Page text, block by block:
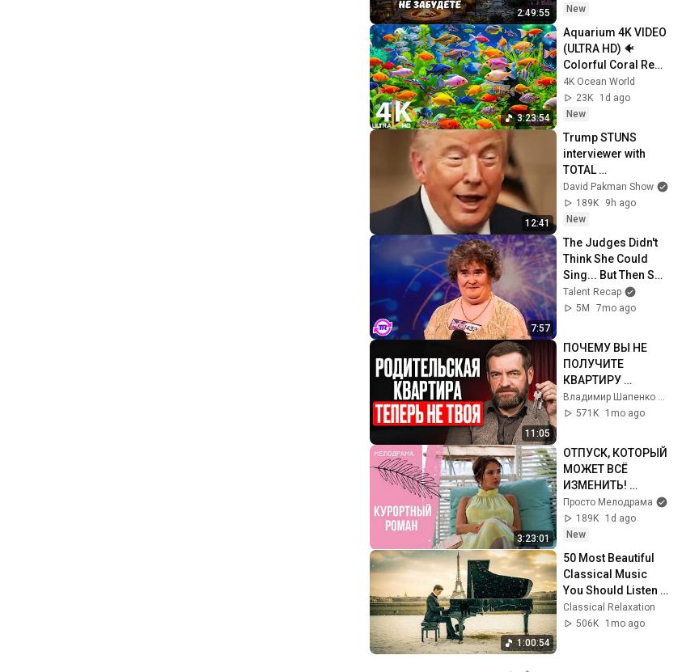
2:49:55
ГЛУХУЮ деревню
New
3:23:54
Aquarium 4K VIDEO
(ULTRA HD) 🐠
Colorful Coral Reef
Fish & Deep Sleep
Relaxation Music
#5
4K Ocean World
23K
1d ago
New
12:41
Trump STUNS
interviewer with
TOTAL
INCOHERENCE
David Pakman Show
189K
9h ago
New
7:57
The Judges Didn't
Think She Could
Sing... But Then She
Opened Her Mouth!
Talent Recap
5M
7mo ago
11:05
ПОЧЕМУ ВЫ НЕ
ПОЛУЧИТЕ
КВАРТИРУ
РОДИТЕЛЕЙ?
Новые правила
571K
1mo ago
3:23:01
ОТПУСК, КОТОРЫЙ
МОЖЕТ ВСЁ
ИЗМЕНИТЬ!
Курортный роман.
Все серии
Просто Мелодрама
189K
1d ago
New
1:00:54
50 Most Beautiful
Classical Music
You Should Listen
to Once in Your Life
(No Ads) ❄️Chopin,
Classical Relaxation
506K
1mo ago